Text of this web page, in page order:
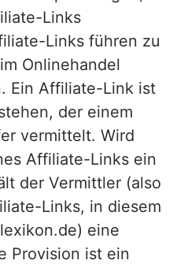
Links
Links führen zu
Onlinehandel
Ein Affiliate-Link ist
der einem
vermittelt. Wird
Affiliate-Links ein
der Vermittler (also
Links, in diesem
eine
Provision ist ein